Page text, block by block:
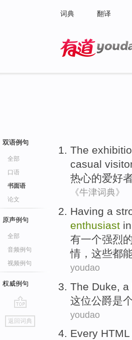
词典 翻译
双语例句
全部
口语
书面语
论文
原声例句
全部
音频例句
视频例句
权威例句
go
top
返回词典
The
casual
热心的爱好
《牛津词典》
Having a
enthusiast in
有一个强烈
情，这些都
youdao
The Duke , a
这位公爵是
youdao
Every HTML